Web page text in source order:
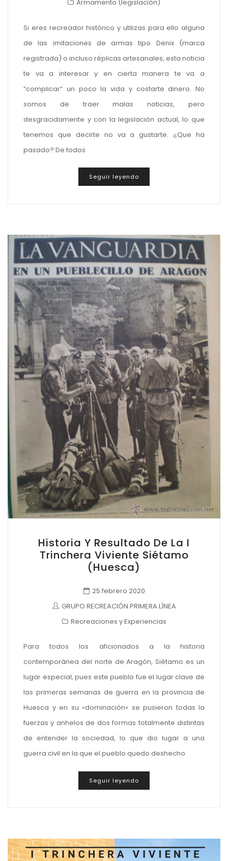
Armamento (legislación)
Si eres recreador histórico y utilizas para ello alguna
de las imitaciones de armas tipo Denix (marca
registrada) o incluso réplicas artesanales, esta noticia
te va a interesar y en cierta manera te va a
“complicar” un poco la vida y costarte dinero. No
somos de traer malas noticias, pero
desgracidamente y con la legislación actual, lo que
tenemos que decirte no va a gustarte. ¿Que ha
pasado? De todos
Seguir leyendo
Historia Y Resultado De La I
Trinchera Viviente Siétamo
(Huesca)
25 febrero 2020
GRUPO RECREACIÓN PRIMERA LÍNEA
Recreaciones y Experiencias
Para todos los aficionados a la historia
contemporánea del norte de Aragón, Siétamo es un
lugar especial, pues este pueblo fue el lugar clave de
las primeras semanas de guerra en la provincia de
Huesca y en su «dominación» se pusieron todas la
fuerzas y anhelos de dos formas totalmente distintas
de entender la sociedad, lo que dio lugar a una
guerra civil en la que el pueblo quedo deshecho
Seguir leyendo